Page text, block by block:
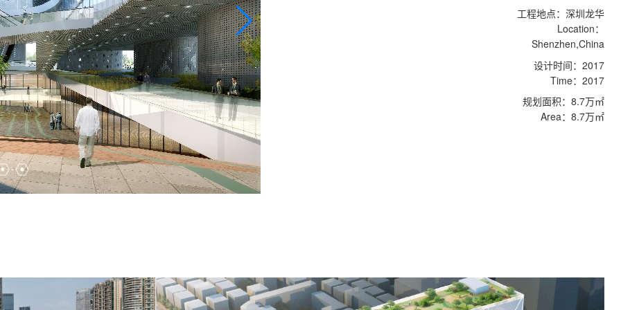
工程地点：深圳龙华
Location：
Shenzhen,China
设计时间：2017
Time：2017
规划面积：8.7万㎡
Area：8.7万㎡